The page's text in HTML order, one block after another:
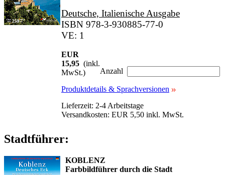
Deutsche, Italienische Ausgabe
ISBN 978-3-930885-77-0
VE: 1
EUR
15,95 (inkl.
MwSt.)
Anzahl
Produktdetails & Sprachversionen
Lieferzeit: 2-4 Arbeitstage
Versandkosten: EUR 5,50 inkl. MwSt.
Stadtführer:
KOBLENZ
Farbbildführer durch die Stadt